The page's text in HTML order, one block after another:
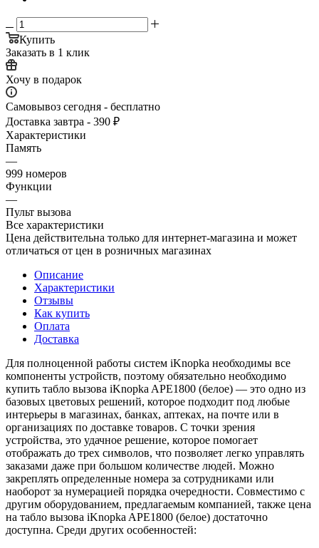
Купить
Заказать в 1 клик
Хочу в подарок
Самовывоз сегодня - бесплатно
Доставка завтра - 390 ₽
Характеристики
Память
—
999 номеров
Функции
—
Пульт вызова
Все характеристики
Цена действительна только для интернет-магазина и может
отличаться от цен в розничных магазинах
Описание
Характеристики
Отзывы
Как купить
Оплата
Доставка
Для полноценной работы систем iKnopka необходимы все
компоненты устройств, поэтому обязательно необходимо
купить табло вызова iKnopka APE1800 (белое) — это одно из
базовых цветовых решений, которое подходит под любые
интерьеры в магазинах, банках, аптеках, на почте или в
организациях по доставке товаров. С точки зрения
устройства, это удачное решение, которое помогает
отображать до трех символов, что позволяет легко управлять
заказами даже при большом количестве людей. Можно
закреплять определенные номера за сотрудниками или
наоборот за нумерацией порядка очередности. Совместимо с
другим оборудованием, предлагаемым компанией, также цена
на табло вызова iKnopka APE1800 (белое) достаточно
доступна. Среди других особенностей: